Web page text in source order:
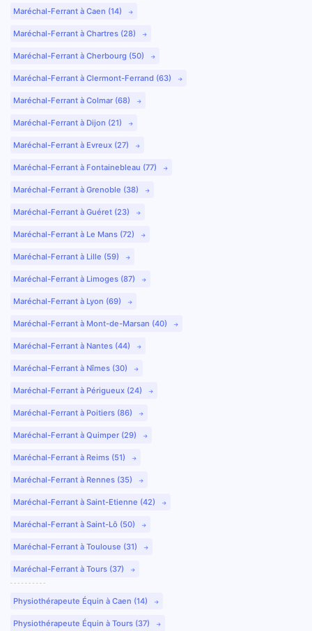
Maréchal-Ferrant à Caen (14)
Maréchal-Ferrant à Chartres (28)
Maréchal-Ferrant à Cherbourg (50)
Maréchal-Ferrant à Clermont-Ferrand (63)
Maréchal-Ferrant à Colmar (68)
Maréchal-Ferrant à Dijon (21)
Maréchal-Ferrant à Evreux (27)
Maréchal-Ferrant à Fontainebleau (77)
Maréchal-Ferrant à Grenoble (38)
Maréchal-Ferrant à Guéret (23)
Maréchal-Ferrant à Le Mans (72)
Maréchal-Ferrant à Lille (59)
Maréchal-Ferrant à Limoges (87)
Maréchal-Ferrant à Lyon (69)
Maréchal-Ferrant à Mont-de-Marsan (40)
Maréchal-Ferrant à Nantes (44)
Maréchal-Ferrant à Nîmes (30)
Maréchal-Ferrant à Périgueux (24)
Maréchal-Ferrant à Poitiers (86)
Maréchal-Ferrant à Quimper (29)
Maréchal-Ferrant à Reims (51)
Maréchal-Ferrant à Rennes (35)
Maréchal-Ferrant à Saint-Etienne (42)
Maréchal-Ferrant à Saint-Lô (50)
Maréchal-Ferrant à Toulouse (31)
Maréchal-Ferrant à Tours (37)
Physiothérapeute Équin à Caen (14)
Physiothérapeute Équin à Tours (37)